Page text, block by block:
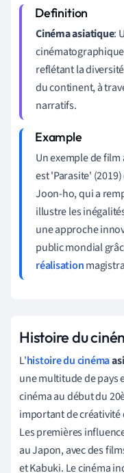
Cinéma asiatique:
reflétant la
du continent, à
narratifs.
Un exemple de
est 'Parasite'
Joon-ho, qui a
illustre les
une approche
public mondial
réalisation
Histoire du
L'histoire du cinéma
une multitude de pays
cinéma au début du
important de
Les premières
au Japon, avec des
et Kabuki. Le cinéma